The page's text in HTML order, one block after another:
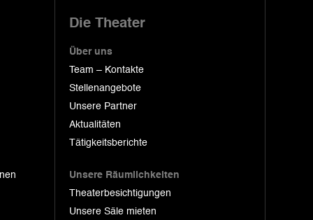
Die Theater
Über uns
Team – Kontakte
Stellenangebote
Unsere Partner
Aktualitäten
Tätigkeitsberichte
Unsere Räumlichkeiten
Theaterbesichtigungen
Unsere Säle mieten